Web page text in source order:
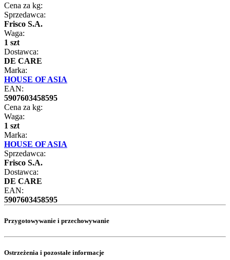
Cena za kg:
Sprzedawca:
Frisco S.A.
Waga:
1 szt
Dostawca:
DE CARE
Marka:
HOUSE OF ASIA
EAN:
5907603458595
Cena za kg:
Waga:
1 szt
Marka:
HOUSE OF ASIA
Sprzedawca:
Frisco S.A.
Dostawca:
DE CARE
EAN:
5907603458595
Przygotowywanie i przechowywanie
Ostrzeżenia i pozostałe informacje